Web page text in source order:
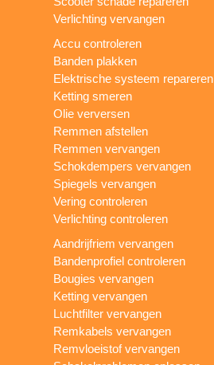
Verlichting vervangen
Accu controleren
Banden plakken
Elektrische systeem repareren
Ketting smeren
Olie verversen
Remmen afstellen
Remmen vervangen
Schokdempers vervangen
Spiegels vervangen
Vering controleren
Verlichting controleren
Aandrijfriem vervangen
Bandenprofiel controleren
Bougies vervangen
Ketting vervangen
Luchtfilter vervangen
Remkabels vervangen
Remvloeistof vervangen